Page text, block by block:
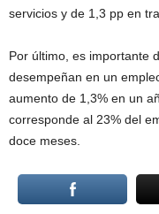
servicios y de 1,3 pp en
Por último, es importante
desempeñan en un
aumento de 1,3% en un
corresponde al 23% del
doce meses.